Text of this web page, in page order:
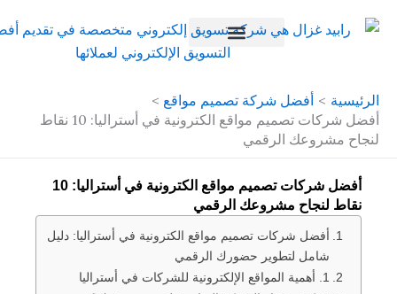
أفضل شركة تصميم مواقع
أفضل شركات تصميم مواقع الكترونية في أستراليا: 10 نقاط
الرقمي
أفضل شركات تصميم مواقع الكترونية في أستراليا: 10
مشروعك الرقمي
شركات تصميم مواقع الكترونية في أستراليا: دليل
لتطوير حضورك الرقمي